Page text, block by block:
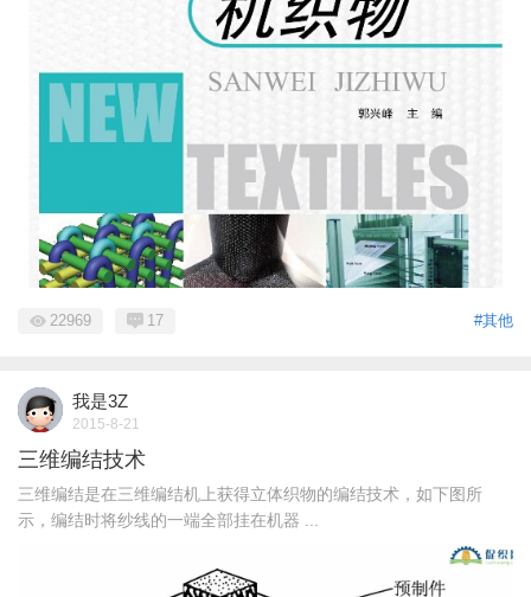
#其他
22969 17
我是3Z
2015-8-21
三维编结技术
三维编结是在三维编结机上获得立体织物的编结技术，如下图所
示，编结时将纱线的一端全部挂在机器 ...